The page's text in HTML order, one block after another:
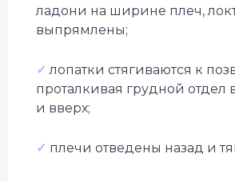
ладони на ширине плеч,
выпрямлены;
✓ лопатки стягиваются к
проталкивая грудной отдел
и вверх;
✓ плечи отведены назад и